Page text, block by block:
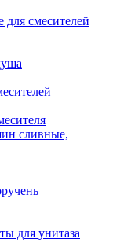
смесителей
сливные,
для унитаза